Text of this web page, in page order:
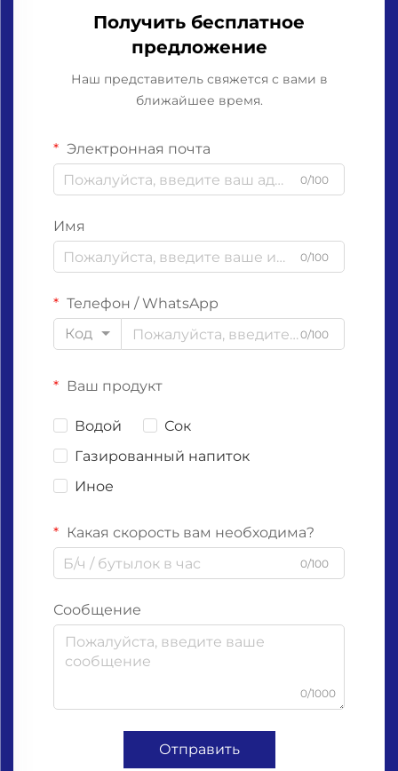
Получить бесплатное
предложение
Наш представитель свяжется с вами в
ближайшее время.
Электронная почта
0/100
Имя
0/100
Телефон / WhatsApp
Код
0/100
Ваш продукт
Водой
Сок
Газированный напиток
Иное
Какая скорость вам необходима?
0/100
Сообщение
0/1000
Отправить